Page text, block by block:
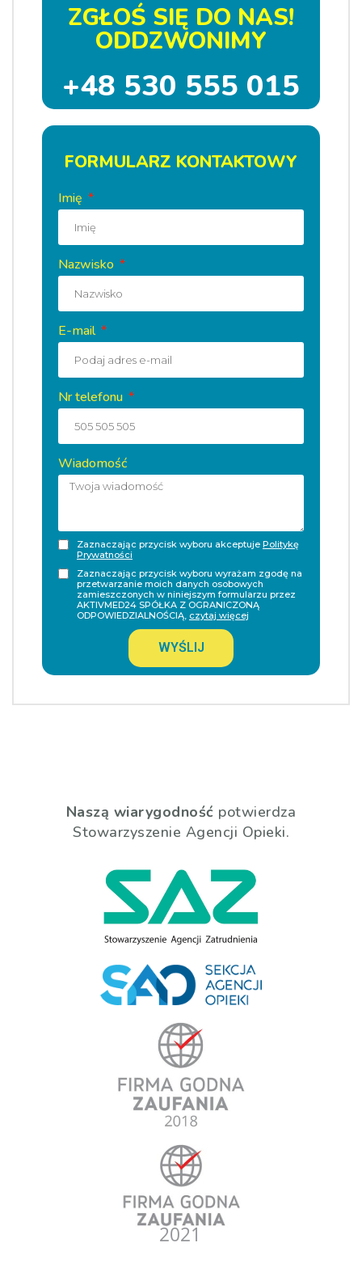
ZGŁOŚ SIĘ DO NAS!
ODDZWONIMY
+48 530 555 015
FORMULARZ KONTAKTOWY
Imię
Nazwisko
E-mail
Nr telefonu
Wiadomość
Zaznaczając przycisk wyboru akceptuje Politykę
Prywatności
Zaznaczając przycisk wyboru wyrażam zgodę na
przetwarzanie moich danych osobowych
zamieszczonych w niniejszym formularzu przez
AKTIVMED24 SPÓŁKA Z OGRANICZONĄ
ODPOWIEDZIALNOŚCIĄ, czytaj więcej
WYŚLIJ
Naszą wiarygodność potwierdza
Stowarzyszenie Agencji Opieki.